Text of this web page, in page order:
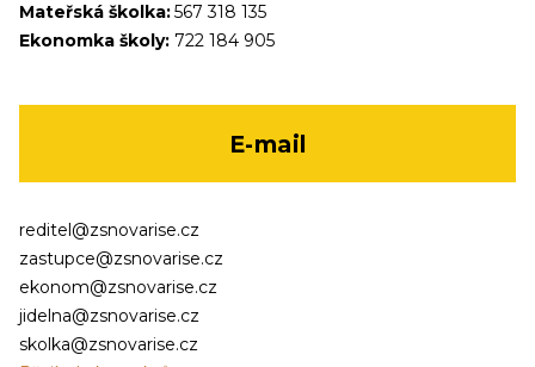
Mateřská školka:567 318 135
Ekonomka školy: 722 184 905
E-mail
reditel@zsnovarise.cz
zastupce@zsnovarise.cz
ekonom@zsnovarise.cz
jidelna@zsnovarise.cz
skolka@zsnovarise.cz